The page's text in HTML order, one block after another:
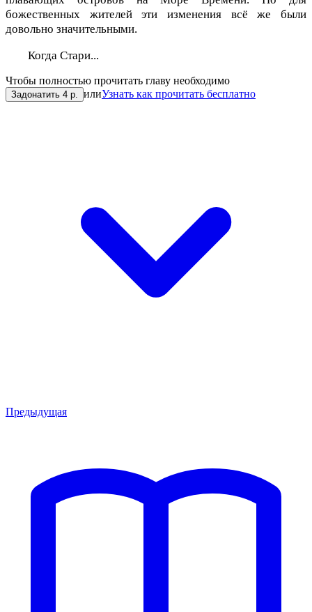
божественных жителей эти изменения всё же были
довольно значительными.
Когда Стари...
Чтобы полностью прочитать главу необходимо
Задонатить 4 р. илиУзнать как прочитать бесплатно
Предыдущая